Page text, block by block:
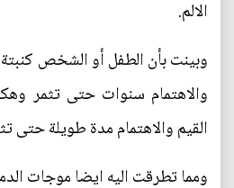
الالم.
وبينت بأن الطفل أو الشخص
والاهتمام سنوات حتى تثمر
القيم والاهتمام مدة طويلة حتى
ومما تطرقت اليه ايضا موجات